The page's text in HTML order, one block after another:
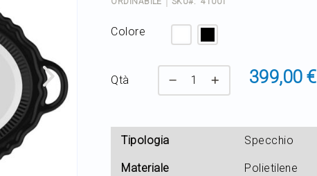
Colore
Qtà 399,00 €
Tipologia Specchio
Materiale Polietilene